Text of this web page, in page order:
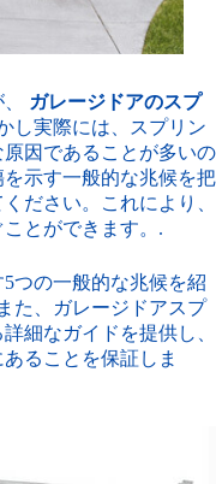
ガレージドアのスプ
し実際には、スプリン
因であることが多いの
示す一般的な兆候を把
ださい。これにより、
とができます。.
つの一般的な兆候を紹
た、ガレージドアスプ
細なガイドを提供し、
ることを保証しま